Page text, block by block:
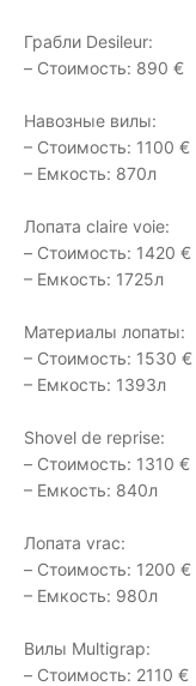
Грабли Desileur:
– Стоимость: 890 €
Навозные вилы:
– Стоимость: 1100 €
– Емкость: 870л
Лопата claire voie:
– Стоимость: 1420 €
– Емкость: 1725л
Материалы лопаты:
– Стоимость: 1530 €
– Емкость: 1393л
Shovel de reprise:
– Стоимость: 1310 €
– Емкость: 840л
Лопата vrac:
– Стоимость: 1200 €
– Емкость: 980л
Вилы Multigrap:
– Стоимость: 2110 €